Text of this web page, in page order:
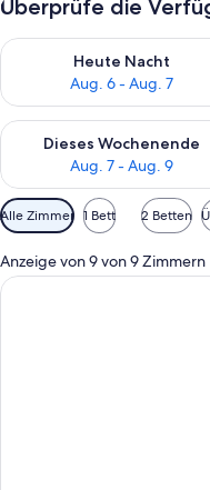
Überprüfe die
Heute Nacht
Aug. 6 - Aug. 7
Überprüfe die
Dieses Wochenende
Aug. 7 - Aug. 9
Überprüfe die
Verfügbare
Filter
für
Zimmer
Alle Zimmer 1 Bett 2 Betten
Anzeige von 9 von 9 Zimmern